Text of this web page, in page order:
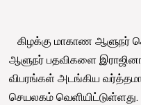
கிழக்கு மாகாண ஆளுநர்
ஆளுநர் பதவிகளை
விபரங்கள் அடங்கிய
செயலகம் வெளியிட்டுள்ளது.